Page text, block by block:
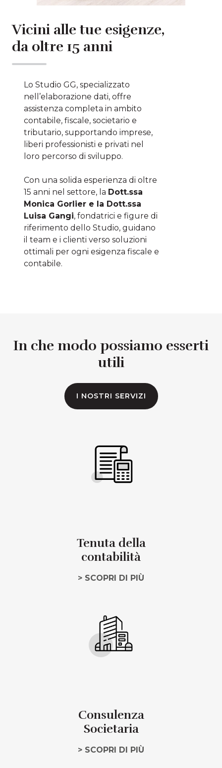
Vicini alle tue esigenze,
da oltre 15 anni
Lo Studio GG, specializzato
nell’elaborazione dati, offre
assistenza completa in ambito
contabile, fiscale, societario e
tributario, supportando imprese,
liberi professionisti e privati nel
loro percorso di sviluppo.
Con una solida esperienza di oltre
15 anni nel settore, la Dott.ssa
Monica Gorlier e la Dott.ssa
Luisa Gangi, fondatrici e figure di
riferimento dello Studio, guidano
il team e i clienti verso soluzioni
ottimali per ogni esigenza fiscale e
contabile.
In che modo possiamo esserti
utili
I NOSTRI SERVIZI
Tenuta della
contabilità
> SCOPRI DI PIÙ
Consulenza
Societaria
> SCOPRI DI PIÙ